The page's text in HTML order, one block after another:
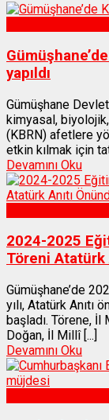
yapıldı
Gümüşhane
kimyasal,
(KBRN) afetlere
etkin kılmak için
Devamını Oku
2024-2025
Töreni Atatürk
Gümüşhane’de
yılı, Atatürk Anıtı
başladı. Törene,
Doğan, İl Millî [...]
Devamını Oku